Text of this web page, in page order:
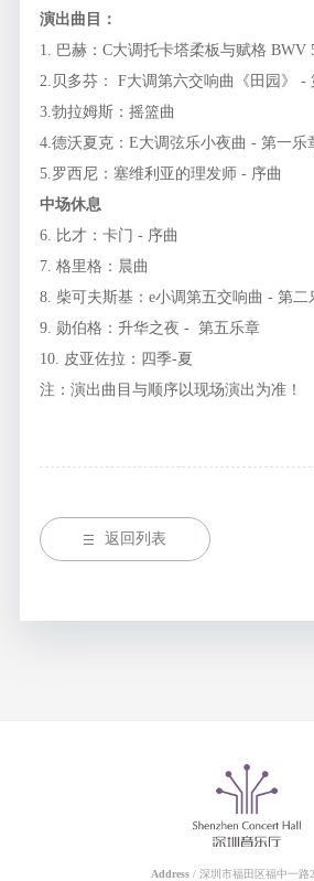
演出曲目：
1. 巴赫：C大调托卡塔柔板与赋格 BWV
2.贝多芬： F大调第六交响曲《田园》 -
3.勃拉姆斯：摇篮曲
4.德沃夏克：E大调弦乐小夜曲 - 第一乐
5.罗西尼：塞维利亚的理发师 - 序曲
中场休息
6. 比才：卡门 - 序曲
7. 格里格：晨曲
8. 柴可夫斯基：e小调第五交响曲 - 第二
9. 勋伯格：升华之夜 - 第五乐章
10. 皮亚佐拉：四季-夏
注：演出曲目与顺序以现场演出为准！
返回列表
Address / 深圳市福田区福中一路